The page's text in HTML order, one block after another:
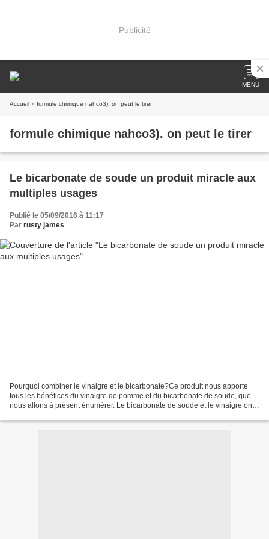
Publicité
MENU
Accueil » formule chimique nahco3). on peut le tirer
formule chimique nahco3). on peut le tirer
Le bicarbonate de soude un produit miracle aux
multiples usages
Publié le 05/09/2016 à 11:17
Par rusty james
Pourquoi combiner le vinaigre et le bicarbonate?Ce produit nous apporte
tous les bénéfices du vinaigre de pomme et du bicarbonate de soude, que
nous allons à présent énumérer. Le bicarbonate de soude et le vinaigre ont